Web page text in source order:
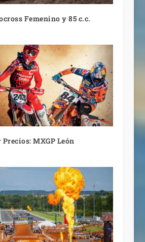
Femenino y 85 c.c.
MXGP León